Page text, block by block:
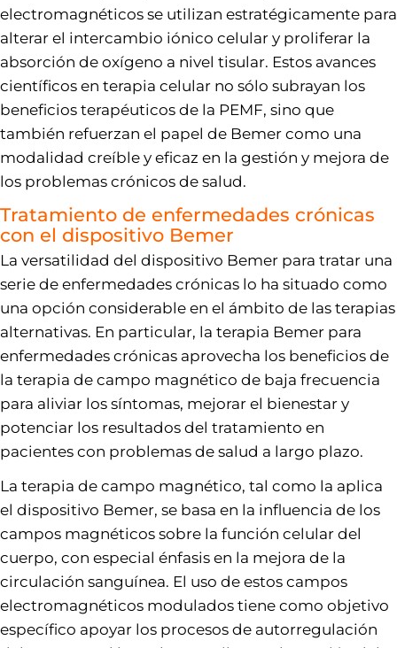
electromagnéticos se utilizan estratégicamente para
alterar el intercambio iónico celular y proliferar la
absorción de oxígeno a nivel tisular. Estos avances
científicos en terapia celular no sólo subrayan los
beneficios terapéuticos de la PEMF, sino que
también refuerzan el papel de Bemer como una
modalidad creíble y eficaz en la gestión y mejora de
los problemas crónicos de salud.
Tratamiento de enfermedades crónicas
con el dispositivo Bemer
La versatilidad del dispositivo Bemer para tratar una
serie de enfermedades crónicas lo ha situado como
una opción considerable en el ámbito de las terapias
alternativas. En particular, la terapia Bemer para
enfermedades crónicas aprovecha los beneficios de
la terapia de campo magnético de baja frecuencia
para aliviar los síntomas, mejorar el bienestar y
potenciar los resultados del tratamiento en
pacientes con problemas de salud a largo plazo.
La terapia de campo magnético, tal como la aplica
el dispositivo Bemer, se basa en la influencia de los
campos magnéticos sobre la función celular del
cuerpo, con especial énfasis en la mejora de la
circulación sanguínea. El uso de estos campos
electromagnéticos modulados tiene como objetivo
específico apoyar los procesos de autorregulación